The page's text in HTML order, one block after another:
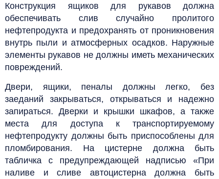
Конструкция ящиков для рукавов должна
обеспечивать слив случайно пролитого
нефтепродукта и предохранять от проникновения
внутрь пыли и атмосферных осадков. Наружные
элементы рукавов не должны иметь механических
повреждений.
Двери, ящики, пеналы должны легко, без
заеданий закрываться, открываться и надежно
запираться. Дверки и крышки шкафов, а также
места для доступа к транспортируемому
нефтепродукту должны быть приспособлены для
пломбирования. На цистерне должна быть
табличка с предупреждающей надписью «При
наливе и сливе автоцистерна должна быть